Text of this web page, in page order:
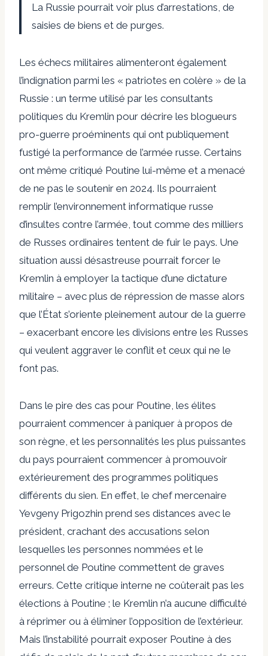
La Russie pourrait voir plus d’arrestations, de
saisies de biens et de purges.
Les échecs militaires alimenteront également
l’indignation parmi les « patriotes en colère » de la
Russie : un terme utilisé par les consultants
politiques du Kremlin pour décrire les blogueurs
pro-guerre proéminents qui ont publiquement
fustigé la performance de l’armée russe. Certains
ont même critiqué Poutine lui-même et a menacé
de ne pas le soutenir en 2024. Ils pourraient
remplir l’environnement informatique russe
d’insultes contre l’armée, tout comme des milliers
de Russes ordinaires tentent de fuir le pays. Une
situation aussi désastreuse pourrait forcer le
Kremlin à employer la tactique d’une dictature
militaire – avec plus de répression de masse alors
que l’État s’oriente pleinement autour de la guerre
– exacerbant encore les divisions entre les Russes
qui veulent aggraver le conflit et ceux qui ne le
font pas.
Dans le pire des cas pour Poutine, les élites
pourraient commencer à paniquer à propos de
son règne, et les personnalités les plus puissantes
du pays pourraient commencer à promouvoir
extérieurement des programmes politiques
différents du sien. En effet, le chef mercenaire
Yevgeny Prigozhin prend ses distances avec le
président, crachant des accusations selon
lesquelles les personnes nommées et le
personnel de Poutine commettent de graves
erreurs. Cette critique interne ne coûterait pas les
élections à Poutine ; le Kremlin n’a aucune difficulté
à réprimer ou à éliminer l’opposition de l’extérieur.
Mais l’instabilité pourrait exposer Poutine à des